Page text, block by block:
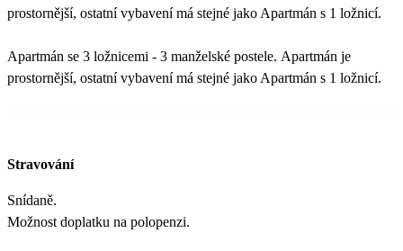
prostornější, ostatní vybavení má stejné jako Apartmán s 1 ložnicí.
Apartmán se 3 ložnicemi - 3 manželské postele. Apartmán je
prostornější, ostatní vybavení má stejné jako Apartmán s 1 ložnicí.
Stravování
Snídaně.
Možnost doplatku na polopenzi.